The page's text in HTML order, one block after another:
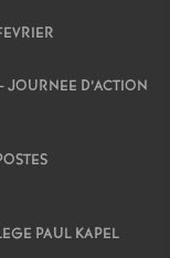
JOURNEE D’ACTION
PAUL KAPEL